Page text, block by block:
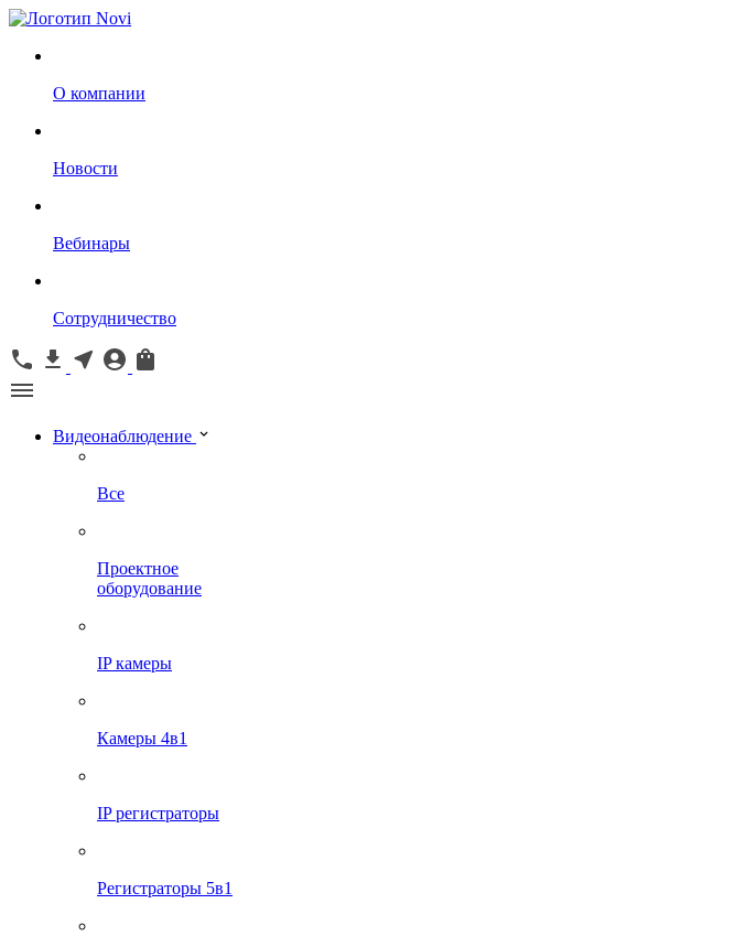
О компании
Новости
Вебинары
Сотрудничество
Видеонаблюдение
Все
Проектное
оборудование
IP камеры
Камеры 4в1
IP регистраторы
Регистраторы 5в1